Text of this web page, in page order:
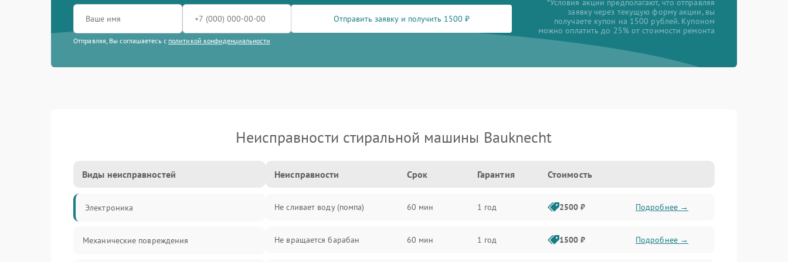
Отправить заявку и получить 1500 ₽
Отправляя, Вы соглашаетесь с политикой конфиденциальности
*Условия акции предполагают, что отправляя
заявку через текущую форму акции, вы
получаете купон на 1500 рублей. Купоном
можно оплатить до 25% от стоимости ремонта
Неисправности стиральной машины Bauknecht
Виды неисправностей
Электроника
Механические повреждения
Неисправности Срок Гарантия Стоимость
Не сливает воду (помпа) 60 мин 1 год 2500 ₽ Подробнее →
Не вращается барабан 60 мин 1 год 1500 ₽ Подробнее →